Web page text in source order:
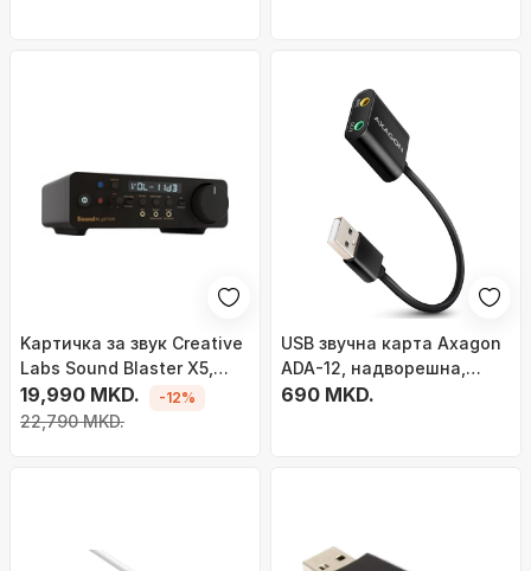
Kартичка за звук Creative
Labs Sound Blaster X5,
USB, надворешен DAC,
црна
19,990 MKD.
22,790 MKD.
-12%
USB звучна карта Axagon
ADA-12, надворешна,
метално куќиште, сива
690 MKD.